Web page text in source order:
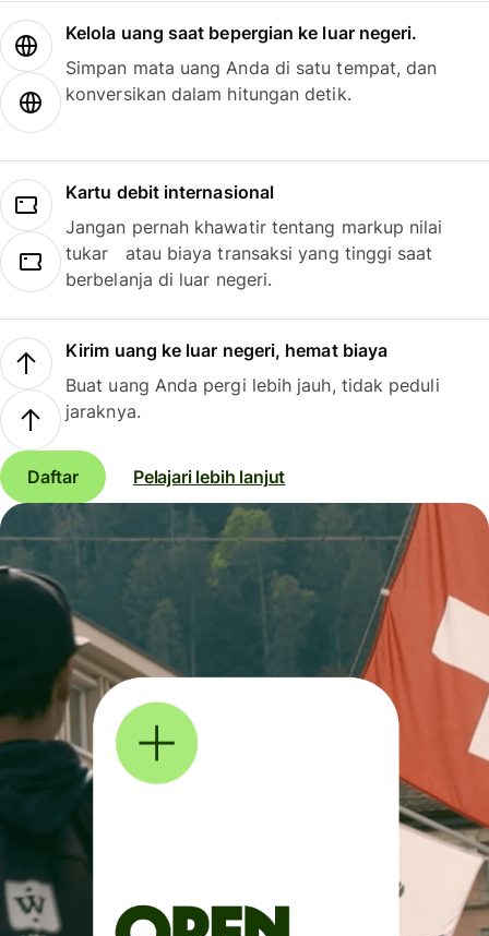
Kelola uang saat bepergian ke luar negeri.
Simpan mata uang Anda di satu tempat, dan
konversikan dalam hitungan detik.
Kartu debit internasional
Jangan pernah khawatir tentang markup nilai
tukar atau biaya transaksi yang tinggi saat
berbelanja di luar negeri.
Kirim uang ke luar negeri, hemat biaya
Buat uang Anda pergi lebih jauh, tidak peduli
jaraknya.
Daftar Pelajari lebih lanjut